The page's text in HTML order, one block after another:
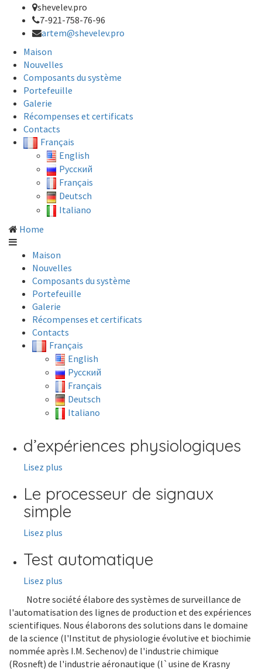
shevelev.pro
7-921-758-76-96
artem@shevelev.pro
Maison
Nouvelles
Composants du système
Portefeuille
Galerie
Récompenses et certificats
Contacts
Français
English
Русский
Français
Deutsch
Italiano
Home
Maison
Nouvelles
Composants du système
Portefeuille
Galerie
Récompenses et certificats
Contacts
Français
English
Русский
Français
Deutsch
Italiano
d’expériences physiologiques
Lisez plus
Le processeur de signaux
simple
Lisez plus
Test automatique
Lisez plus
Notre société élabore des systèmes de surveillance de
l'automatisation des lignes de production et des expériences
scientifiques. Nous élaborons des solutions dans le domaine
de la science (l'Institut de physiologie évolutive et biochimie
nommée après I.M. Sechenov) de l'industrie chimique
(Rosneft) de l'industrie aéronautique (l`usine de Krasny